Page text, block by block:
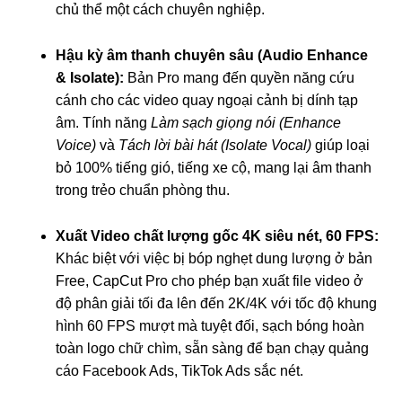
chủ thể một cách chuyên nghiệp.
Hậu kỳ âm thanh chuyên sâu (Audio Enhance
& Isolate): Bản Pro mang đến quyền năng cứu
cánh cho các video quay ngoại cảnh bị dính tạp
âm. Tính năngLàm sạch giọng nói (Enhance
Voice) và Tách lời bài hát (Isolate Vocal) giúp loại
bỏ 100% tiếng gió, tiếng xe cộ, mang lại âm thanh
trong trẻo chuẩn phòng thu.
Xuất Video chất lượng gốc 4K siêu nét, 60 FPS:
Khác biệt với việc bị bóp nghẹt dung lượng ở bản
Free, CapCut Pro cho phép bạn xuất file video ở
độ phân giải tối đa lên đến 2K/4K với tốc độ khung
hình 60 FPS mượt mà tuyệt đối, sạch bóng hoàn
toàn logo chữ chìm, sẵn sàng để bạn chạy quảng
cáo Facebook Ads, TikTok Ads sắc nét.